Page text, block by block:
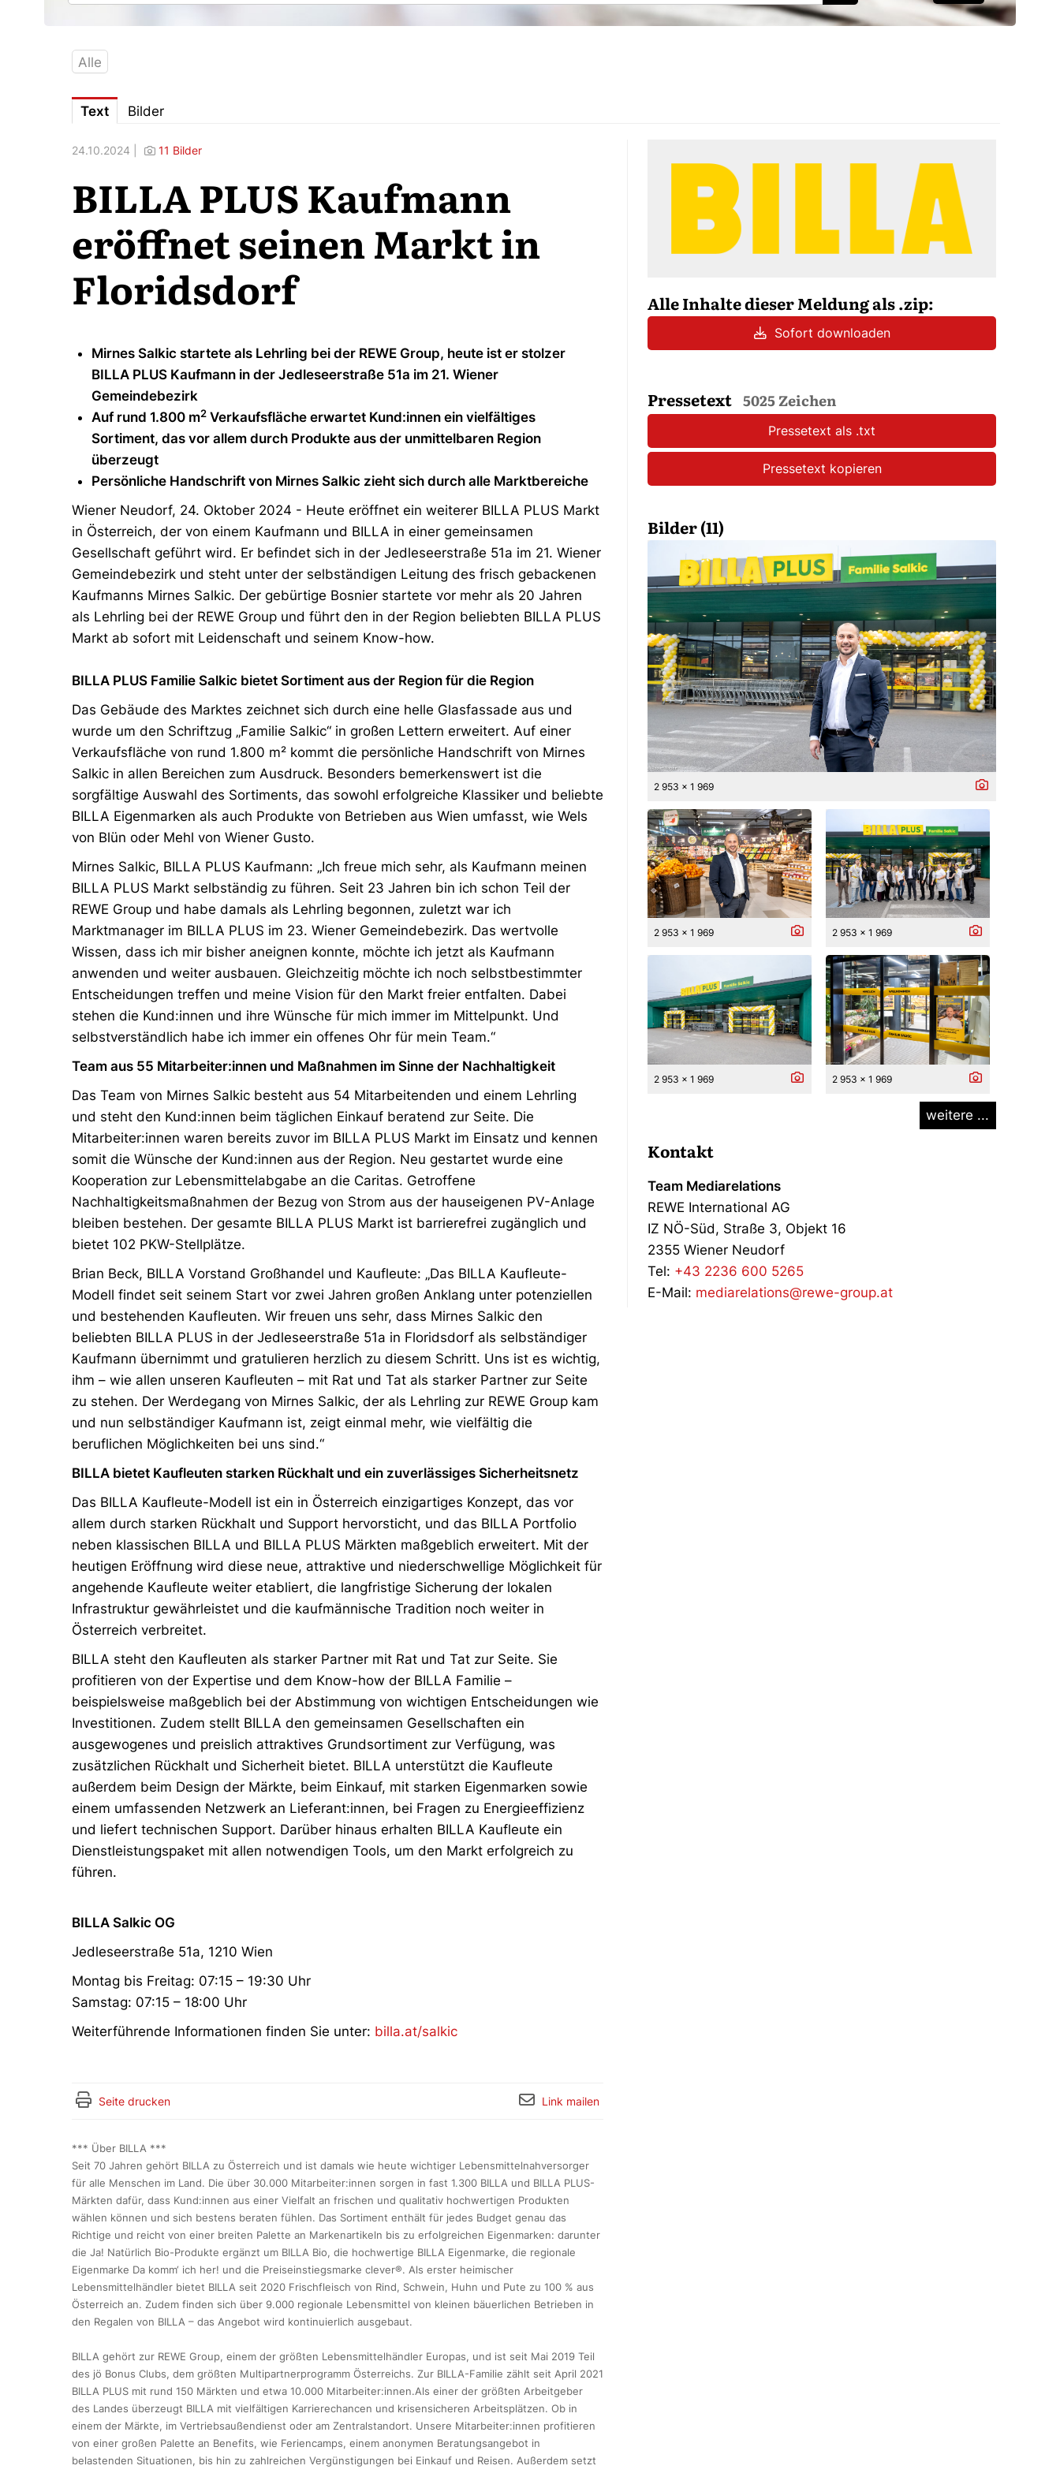
Alle
Text Bilder
24.10.2024 | 11 Bilder
BILLA PLUS Kaufmann
eröffnet seinen Markt in
Floridsdorf
Mirnes Salkic startete als Lehrling bei der REWE Group, heute ist er stolzer
BILLA PLUS Kaufmann in der Jedleseerstraße 51a im 21. Wiener
Gemeindebezirk
Auf rund 1.800 m2 Verkaufsfläche erwartet Kund:innen ein vielfältiges
Sortiment, das vor allem durch Produkte aus der unmittelbaren Region
überzeugt
Persönliche Handschrift von Mirnes Salkic zieht sich durch alle Marktbereiche
Wiener Neudorf, 24. Oktober 2024 - Heute eröffnet ein weiterer BILLA PLUS Markt
in Österreich, der von einem Kaufmann und BILLA in einer gemeinsamen
Gesellschaft geführt wird. Er befindet sich in der Jedleseerstraße 51a im 21. Wiener
Gemeindebezirk und steht unter der selbständigen Leitung des frisch gebackenen
Kaufmanns Mirnes Salkic. Der gebürtige Bosnier startete vor mehr als 20 Jahren
als Lehrling bei der REWE Group und führt den in der Region beliebten BILLA PLUS
Markt ab sofort mit Leidenschaft und seinem Know-how.
BILLA PLUS Familie Salkic bietet Sortiment aus der Region für die Region
Das Gebäude des Marktes zeichnet sich durch eine helle Glasfassade aus und
wurde um den Schriftzug „Familie Salkic“ in großen Lettern erweitert. Auf einer
Verkaufsfläche von rund 1.800 m² kommt die persönliche Handschrift von Mirnes
Salkic in allen Bereichen zum Ausdruck. Besonders bemerkenswert ist die
sorgfältige Auswahl des Sortiments, das sowohl erfolgreiche Klassiker und beliebte
BILLA Eigenmarken als auch Produkte von Betrieben aus Wien umfasst, wie Wels
von Blün oder Mehl von Wiener Gusto.
Mirnes Salkic, BILLA PLUS Kaufmann: „Ich freue mich sehr, als Kaufmann meinen
BILLA PLUS Markt selbständig zu führen. Seit 23 Jahren bin ich schon Teil der
REWE Group und habe damals als Lehrling begonnen, zuletzt war ich
Marktmanager im BILLA PLUS im 23. Wiener Gemeindebezirk. Das wertvolle
Wissen, dass ich mir bisher aneignen konnte, möchte ich jetzt als Kaufmann
anwenden und weiter ausbauen. Gleichzeitig möchte ich noch selbstbestimmter
Entscheidungen treffen und meine Vision für den Markt freier entfalten. Dabei
stehen die Kund:innen und ihre Wünsche für mich immer im Mittelpunkt. Und
selbstverständlich habe ich immer ein offenes Ohr für mein Team.“
Team aus 55 Mitarbeiter:innen und Maßnahmen im Sinne der Nachhaltigkeit
Das Team von Mirnes Salkic besteht aus 54 Mitarbeitenden und einem Lehrling
und steht den Kund:innen beim täglichen Einkauf beratend zur Seite. Die
Mitarbeiter:innen waren bereits zuvor im BILLA PLUS Markt im Einsatz und kennen
somit die Wünsche der Kund:innen aus der Region. Neu gestartet wurde eine
Kooperation zur Lebensmittelabgabe an die Caritas. Getroffene
Nachhaltigkeitsmaßnahmen der Bezug von Strom aus der hauseigenen PV-Anlage
bleiben bestehen. Der gesamte BILLA PLUS Markt ist barrierefrei zugänglich und
bietet 102 PKW-Stellplätze.
Brian Beck, BILLA Vorstand Großhandel und Kaufleute: „Das BILLA Kaufleute-
Modell findet seit seinem Start vor zwei Jahren großen Anklang unter potenziellen
und bestehenden Kaufleuten. Wir freuen uns sehr, dass Mirnes Salkic den
beliebten BILLA PLUS in der Jedleseerstraße 51a in Floridsdorf als selbständiger
Kaufmann übernimmt und gratulieren herzlich zu diesem Schritt. Uns ist es wichtig,
ihm – wie allen unseren Kaufleuten – mit Rat und Tat als starker Partner zur Seite
zu stehen. Der Werdegang von Mirnes Salkic, der als Lehrling zur REWE Group kam
und nun selbständiger Kaufmann ist, zeigt einmal mehr, wie vielfältig die
beruflichen Möglichkeiten bei uns sind.“
BILLA bietet Kaufleuten starken Rückhalt und ein zuverlässiges Sicherheitsnetz
Das BILLA Kaufleute-Modell ist ein in Österreich einzigartiges Konzept, das vor
allem durch starken Rückhalt und Support hervorsticht, und das BILLA Portfolio
neben klassischen BILLA und BILLA PLUS Märkten maßgeblich erweitert. Mit der
heutigen Eröffnung wird diese neue, attraktive und niederschwellige Möglichkeit für
angehende Kaufleute weiter etabliert, die langfristige Sicherung der lokalen
Infrastruktur gewährleistet und die kaufmännische Tradition noch weiter in
Österreich verbreitet.
BILLA steht den Kaufleuten als starker Partner mit Rat und Tat zur Seite. Sie
profitieren von der Expertise und dem Know-how der BILLA Familie –
beispielsweise maßgeblich bei der Abstimmung von wichtigen Entscheidungen wie
Investitionen. Zudem stellt BILLA den gemeinsamen Gesellschaften ein
ausgewogenes und preislich attraktives Grundsortiment zur Verfügung, was
zusätzlichen Rückhalt und Sicherheit bietet. BILLA unterstützt die Kaufleute
außerdem beim Design der Märkte, beim Einkauf, mit starken Eigenmarken sowie
einem umfassenden Netzwerk an Lieferant:innen, bei Fragen zu Energieeffizienz
und liefert technischen Support. Darüber hinaus erhalten BILLA Kaufleute ein
Dienstleistungspaket mit allen notwendigen Tools, um den Markt erfolgreich zu
führen.
BILLA Salkic OG
Jedleseerstraße 51a, 1210 Wien
Montag bis Freitag: 07:15 – 19:30 Uhr
Samstag: 07:15 – 18:00 Uhr
Weiterführende Informationen finden Sie unter: billa.at/salkic
Seite drucken Link mailen
*** Über BILLA ***
Seit 70 Jahren gehört BILLA zu Österreich und ist damals wie heute wichtiger Lebensmittelnahversorger
für alle Menschen im Land. Die über 30.000 Mitarbeiter:innen sorgen in fast 1.300 BILLA und BILLA PLUS-
Märkten dafür, dass Kund:innen aus einer Vielfalt an frischen und qualitativ hochwertigen Produkten
wählen können und sich bestens beraten fühlen. Das Sortiment enthält für jedes Budget genau das
Richtige und reicht von einer breiten Palette an Markenartikeln bis zu erfolgreichen Eigenmarken: darunter
die Ja! Natürlich Bio-Produkte ergänzt um BILLA Bio, die hochwertige BILLA Eigenmarke, die regionale
Eigenmarke Da komm‘ ich her! und die Preiseinstiegsmarke clever®. Als erster heimischer
Lebensmittelhändler bietet BILLA seit 2020 Frischfleisch von Rind, Schwein, Huhn und Pute zu 100 % aus
Österreich an. Zudem finden sich über 9.000 regionale Lebensmittel von kleinen bäuerlichen Betrieben in
den Regalen von BILLA – das Angebot wird kontinuierlich ausgebaut.
BILLA gehört zur REWE Group, einem der größten Lebensmittelhändler Europas, und ist seit Mai 2019 Teil
des jö Bonus Clubs, dem größten Multipartnerprogramm Österreichs. Zur BILLA-Familie zählt seit April 2021
BILLA PLUS mit rund 150 Märkten und etwa 10.000 Mitarbeiter:innen.Als einer der größten Arbeitgeber
des Landes überzeugt BILLA mit vielfältigen Karrierechancen und krisensicheren Arbeitsplätzen. Ob in
einem der Märkte, im Vertriebsaußendienst oder am Zentralstandort. Unsere Mitarbeiter:innen profitieren
von einer großen Palette an Benefits, wie Feriencamps, einem anonymen Beratungsangebot in
belastenden Situationen, bis hin zu zahlreichen Vergünstigungen bei Einkauf und Reisen. Außerdem setzt
Alle Inhalte dieser Meldung als .zip:
Sofort downloaden
Pressetext 5025 Zeichen
Pressetext als .txt
Pressetext kopieren
Bilder (11)
2 953 x 1 969
2 953 x 1 969 2 953 x 1 969
2 953 x 1 969 2 953 x 1 969
weitere ...
Kontakt
Team Mediarelations
REWE International AG
IZ NÖ-Süd, Straße 3, Objekt 16
2355 Wiener Neudorf
Tel: +43 2236 600 5265
E-Mail: mediarelations@rewe-group.at